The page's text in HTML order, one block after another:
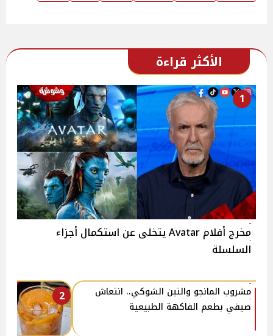
الأكثر قراءة
1
مخرج أفلام Avatar يتخلى عن استكمال أجزاء
السلسلة
2
مشروب المانجو والتين الشوكي.. انتعاش
صيفي بطعم الفاكهة الطبيعية